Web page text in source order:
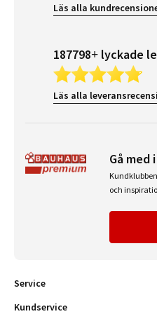
Läs alla
187798+ lyckade
Läs alla
Gå med
och
Service
Kundservice